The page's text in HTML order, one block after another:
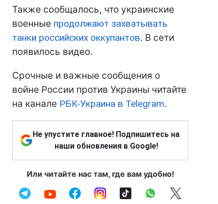
Также сообщалось, что украинские
военные продолжают захватывать
танки российских оккупантов. В сети
появилось видео.
Срочные и важные сообщения о
войне России против Украины читайте
на канале РБК-Украина в Telegram.
Не упустите главное! Подпишитесь на
наши обновления в Google!
Или читайте нас там, где вам удобно!